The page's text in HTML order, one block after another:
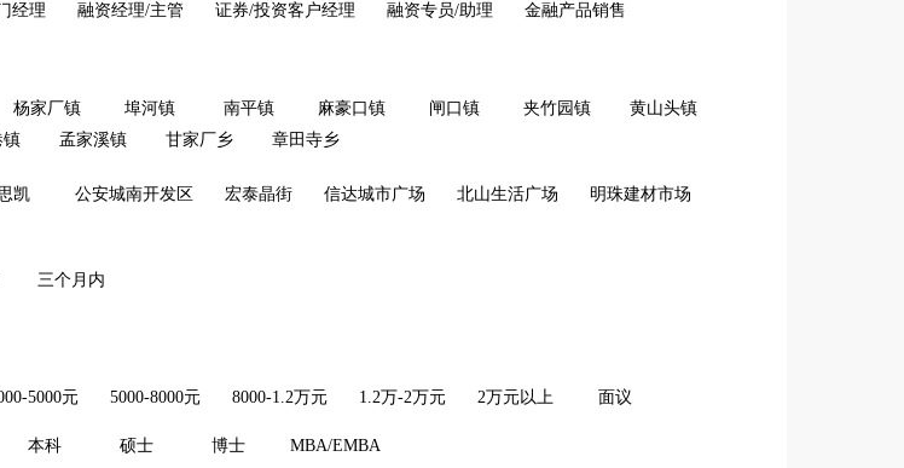
经理 融资经理/主管 证券/投资客户经理 融资专员/助理 金融产品销售
杨家厂镇 埠河镇 南平镇 麻豪口镇 闸口镇 夹竹园镇
黄山头镇
镇 孟家溪镇 甘家厂乡 章田寺乡
凯 公安城南开发区 宏泰晶街 信达城市广场 北山生活广场
明珠建材市场
三个月内
5000元 5000-8000元 8000-1.2万元 1.2万-2万元 2万元以上 面议
本科 硕士 博士 MBA/EMBA